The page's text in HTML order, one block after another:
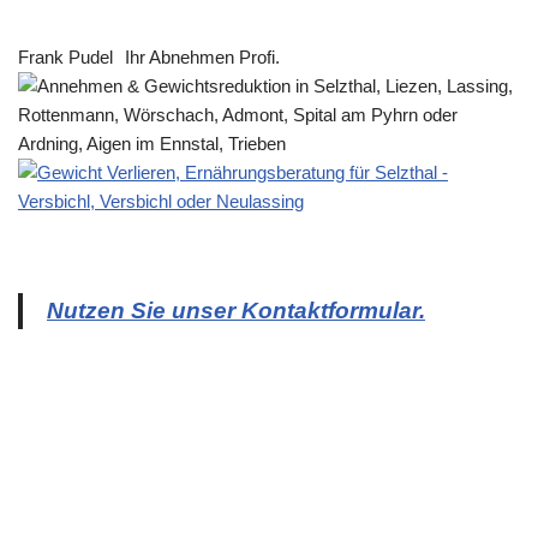
Frank Pudel Ihr Abnehmen Profi.
Nutzen Sie unser Kontaktformular.